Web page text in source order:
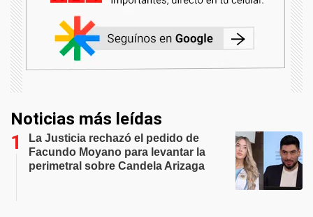
Noticias más leídas
La Justicia rechazó el pedido de
Facundo Moyano para levantar la
perimetral sobre Candela Arizaga